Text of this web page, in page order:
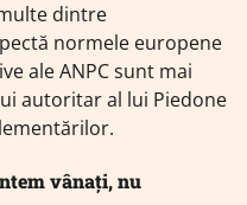
dintre
normele europene
ale ANPC sunt mai
autoritar al lui Piedone
vânați, nu